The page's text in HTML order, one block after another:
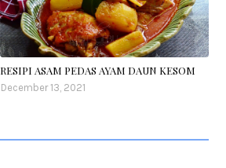
RESIPI ASAM PEDAS AYAM DAUN KESOM
December 13, 2021